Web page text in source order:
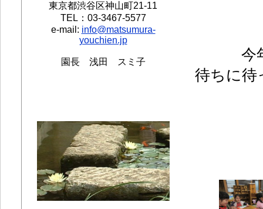
今
待ちに待
東京都渋谷区神山町21-11
TEL：03-3467-5577
e-mail: info@matsumura-
youchien.jp
園長 浅田 スミ子